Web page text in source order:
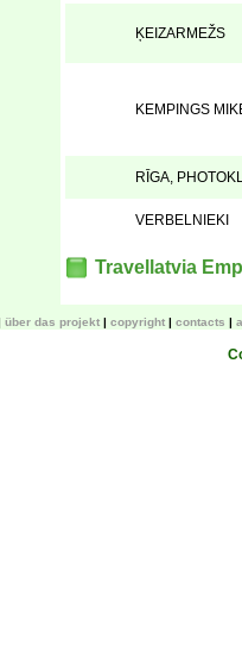
ĶEIZARMEŽS
KEMPINGS
RĪGA,
VERBELNIEKI
Travellatvia
über das projekt copyright contacts